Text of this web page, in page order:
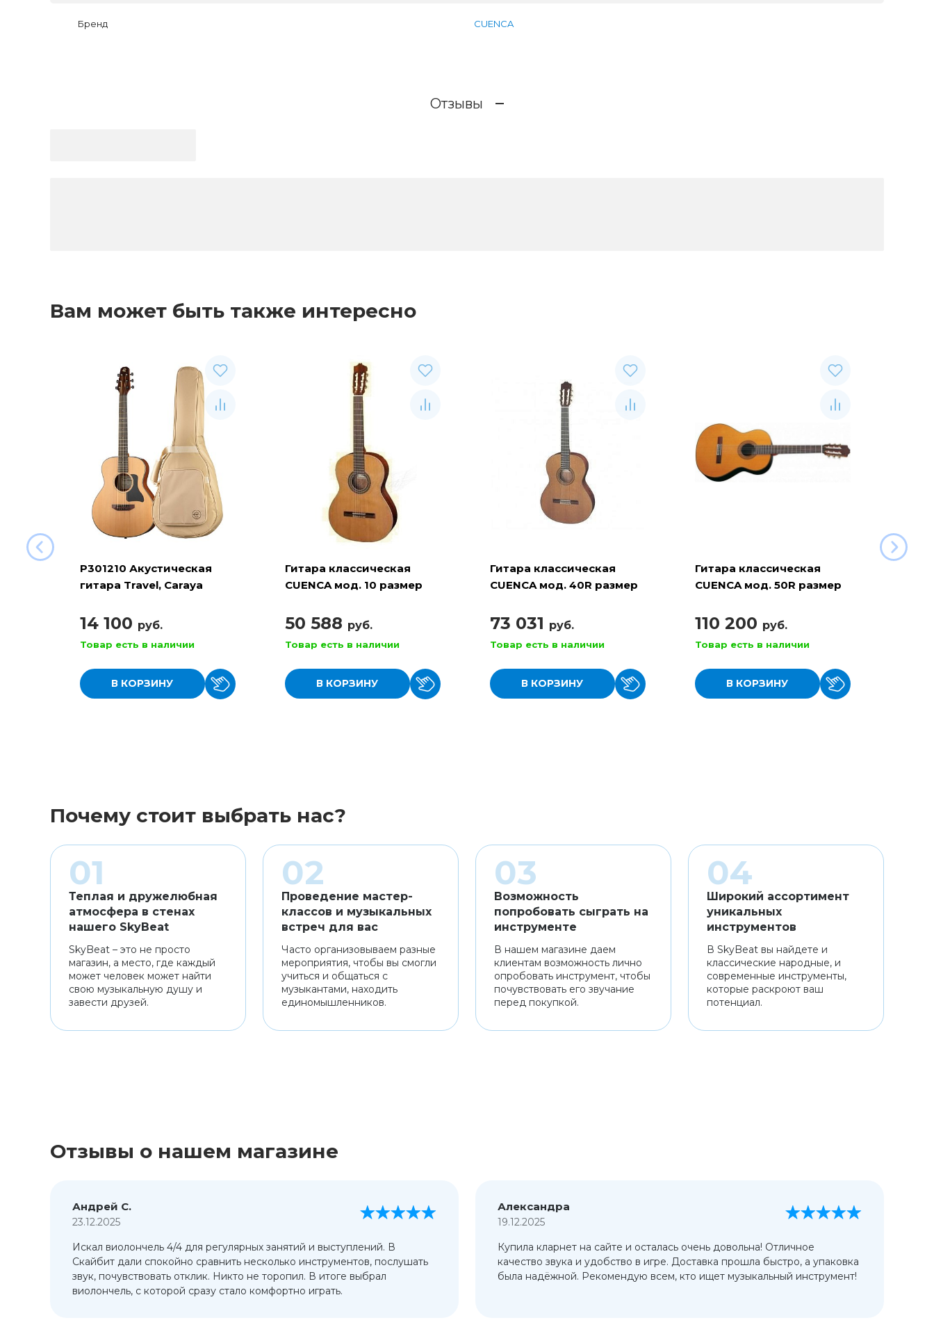
Бренд CUENCA
Отзывы
Вам может быть также интересно
P301210 Акустическая
гитара Travel, Caraya
14 100 руб.
Товар есть в наличии
В КОРЗИНУ
Гитара классическая
CUENCA мод. 10 размер
50 588 руб.
Товар есть в наличии
В КОРЗИНУ
Гитара классическая
CUENCA мод. 40R размер
73 031 руб.
Товар есть в наличии
В КОРЗИНУ
Гитара классическая
CUENCA мод. 50R размер
110 200 руб.
Товар есть в наличии
В КОРЗИНУ
Почему стоит выбрать нас?
Теплая и дружелюбная
атмосфера в стенах
нашего SkyBeat
SkyBeat – это не просто
магазин, а место, где каждый
может человек может найти
свою музыкальную душу и
завести друзей.
Проведение мастер-
классов и музыкальных
встреч для вас
Часто организовываем разные
мероприятия, чтобы вы смогли
учиться и общаться с
музыкантами, находить
единомышленников.
Возможность
попробовать сыграть на
инструменте
В нашем магазине даем
клиентам возможность лично
опробовать инструмент, чтобы
почувствовать его звучание
перед покупкой.
Широкий ассортимент
уникальных
инструментов
В SkyBeat вы найдете и
классические народные, и
современные инструменты,
которые раскроют ваш
потенциал.
Отзывы о нашем магазине
Андрей С.
23.12.2025
Искал виолончель 4/4 для регулярных занятий и выступлений. В
Скайбит дали спокойно сравнить несколько инструментов, послушать
звук, почувствовать отклик. Никто не торопил. В итоге выбрал
виолончель, с которой сразу стало комфортно играть.
Александра
19.12.2025
Купила кларнет на сайте и осталась очень довольна! Отличное
качество звука и удобство в игре. Доставка прошла быстро, а упаковка
была надёжной. Рекомендую всем, кто ищет музыкальный инструмент!